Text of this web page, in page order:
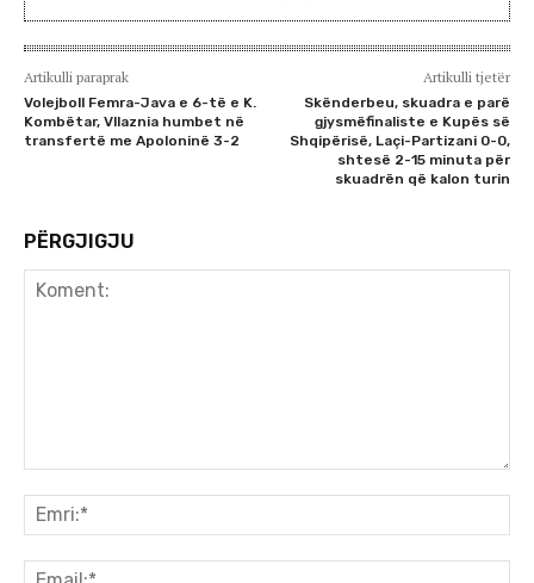
Artikulli paraprak
Volejboll Femra-Java e 6-të e K.
Kombëtar, Vllaznia humbet në
transfertë me Apoloninë 3-2
Artikulli tjetër
Skënderbeu, skuadra e parë
gjysmëfinaliste e Kupës së
Shqipërisë, Laçi-Partizani 0-0,
shtesë 2-15 minuta për
skuadrën që kalon turin
PËRGJIGJU